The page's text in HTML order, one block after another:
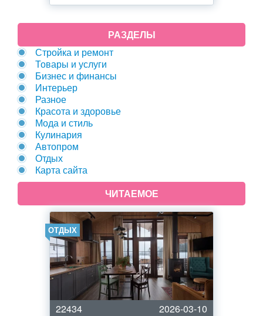
РАЗДЕЛЫ
Стройка и ремонт
Товары и услуги
Бизнес и финансы
Интерьер
Разное
Красота и здоровье
Мода и стиль
Кулинария
Автопром
Отдых
Карта сайта
ЧИТАЕМОЕ
ОТДЫХ
22434
2026-03-10